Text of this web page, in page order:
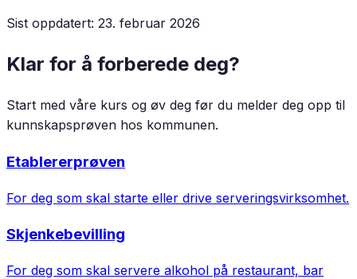
Sist oppdatert: 23. februar 2026
Klar for å forberede deg?
Start med våre kurs og øv deg før du melder deg opp til
kunnskapsprøven hos kommunen.
Etablererprøven
For deg som skal starte eller drive serveringsvirksomhet.
Skjenkebevilling
For deg som skal servere alkohol på restaurant, bar